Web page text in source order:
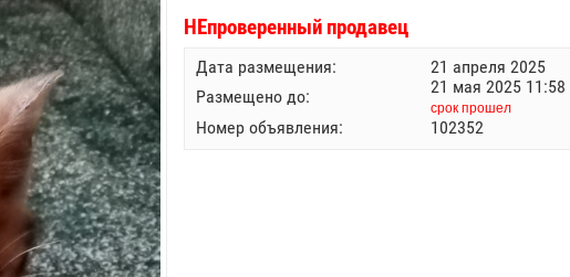
НЕпроверенный продавец
Дата размещения:
21 апреля 2025
Размещено до:
21 мая 2025 11:58
срок прошел
Номер объявления: 102352